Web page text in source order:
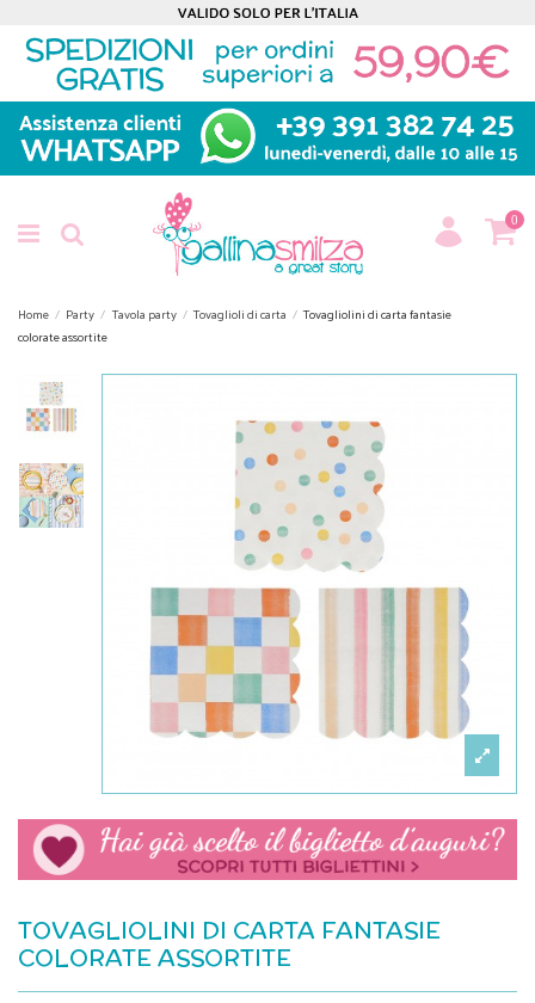
0
Home Party Tavola party Tovaglioli di carta
Tovagliolini di carta fantasie
colorate assortite
TOVAGLIOLINI DI CARTA FANTASIE
COLORATE ASSORTITE